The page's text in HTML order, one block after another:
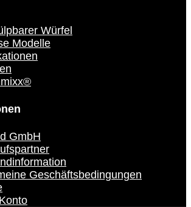
Würfel
Modelle
GmbH
Geschäftsbedingungen